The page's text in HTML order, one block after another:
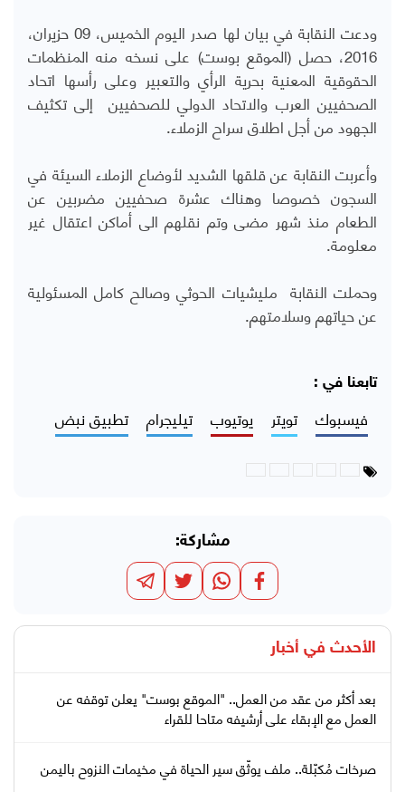
ودعت النقابة في بيان لها صدر اليوم الخميس، 09 حزيران،
2016، حصل (الموقع بوست) على نسخه منه المنظمات
الحقوقية المعنية بحرية الرأي والتعبير وعلى رأسها اتحاد
الصحفيين العرب والاتحاد الدولي للصحفيين إلى تكثيف
الجهود من أجل اطلاق سراح الزملاء.
وأعربت النقابة عن قلقها الشديد لأوضاع الزملاء السيئة في
السجون خصوصا وهناك عشرة صحفيين مضربين عن
الطعام منذ شهر مضى وتم نقلهم الى أماكن اعتقال غير
معلومة.
وحملت النقابة مليشيات الحوثي وصالح كامل المسئولية
عن حياتهم وسلامتهم.
تابعنا في :
فيسبوك تويتر يوتيوب تيليجرام تطبيق نبض
مشاركة:
الأحدث في أخبار
بعد أكثر من عقد من العمل.. "الموقع بوست" يعلن توقفه عن
العمل مع الإبقاء على أرشيفه متاحا للقراء
صرخات مُكبّلة.. ملف يوثّق سير الحياة في مخيمات النزوح باليمن